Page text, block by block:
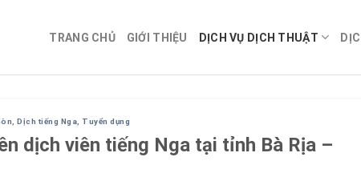
TRANG CHỦ GIỚI THIỆU DỊCH VỤ DỊCH THUẬT
,Dịch tiếng Nga Tuyển dụng
dịch viên tiếng Nga tại tỉnh Bà Rịa –